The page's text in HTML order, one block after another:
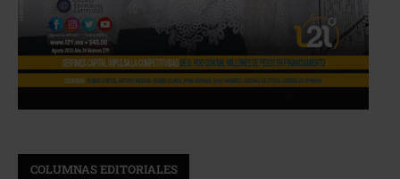
COLUMNAS EDITORIALES